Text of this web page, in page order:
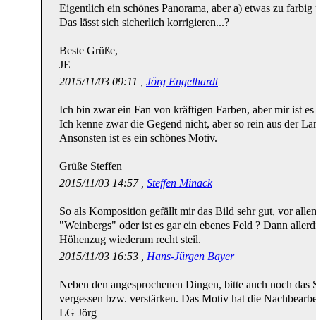
Eigentlich ein schönes Panorama, aber a) etwas zu
Das lässt sich sicherlich korrigieren...?
Beste Grüße,
JE
2015/11/03 09:11 , Jörg Engelhardt
Ich bin zwar ein Fan von kräftigen Farben, aber mir ist
Ich kenne zwar die Gegend nicht, aber so rein aus der
Ansonsten ist es ein schönes Motiv.
Grüße Steffen
2015/11/03 14:57 , Steffen Minack
So als Komposition gefällt mir das Bild sehr gut, vor
"Weinbergs" oder ist es gar ein ebenes Feld ? Dann
Höhenzug wiederum recht steil.
2015/11/03 16:53 , Hans-Jürgen Bayer
Neben den angesprochenen Dingen, bitte auch noch
vergessen bzw. verstärken. Das Motiv hat die
LG Jörg